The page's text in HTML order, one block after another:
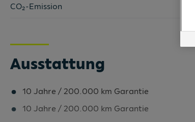
CO₂-Emission
Ausstattung
10 Jahre / 200.000 km Garantie
10 Jahre / 200.000 km Garantie